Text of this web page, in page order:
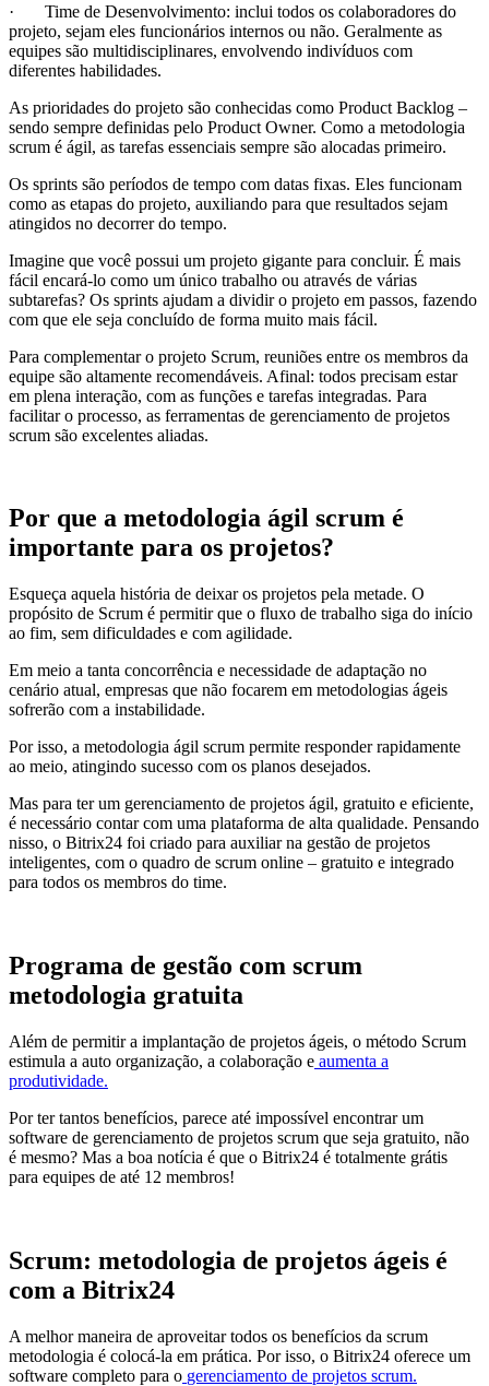
· Time de Desenvolvimento: inclui todos os colaboradores do
projeto, sejam eles funcionários internos ou não. Geralmente as
equipes são multidisciplinares, envolvendo indivíduos com
diferentes habilidades.
As prioridades do projeto são conhecidas como Product Backlog –
sendo sempre definidas pelo Product Owner. Como a metodologia
scrum é ágil, as tarefas essenciais sempre são alocadas primeiro.
Os sprints são períodos de tempo com datas fixas. Eles funcionam
como as etapas do projeto, auxiliando para que resultados sejam
atingidos no decorrer do tempo.
Imagine que você possui um projeto gigante para concluir. É mais
fácil encará-lo como um único trabalho ou através de várias
subtarefas? Os sprints ajudam a dividir o projeto em passos, fazendo
com que ele seja concluído de forma muito mais fácil.
Para complementar o projeto Scrum, reuniões entre os membros da
equipe são altamente recomendáveis. Afinal: todos precisam estar
em plena interação, com as funções e tarefas integradas. Para
facilitar o processo, as ferramentas de gerenciamento de projetos
scrum são excelentes aliadas.
Por que a metodologia ágil scrum é
importante para os projetos?
Esqueça aquela história de deixar os projetos pela metade. O
propósito de Scrum é permitir que o fluxo de trabalho siga do início
ao fim, sem dificuldades e com agilidade.
Em meio a tanta concorrência e necessidade de adaptação no
cenário atual, empresas que não focarem em metodologias ágeis
sofrerão com a instabilidade.
Por isso, a metodologia ágil scrum permite responder rapidamente
ao meio, atingindo sucesso com os planos desejados.
Mas para ter um gerenciamento de projetos ágil, gratuito e eficiente,
é necessário contar com uma plataforma de alta qualidade. Pensando
nisso, o Bitrix24 foi criado para auxiliar na gestão de projetos
inteligentes, com o quadro de scrum online – gratuito e integrado
para todos os membros do time.
Programa de gestão com scrum
metodologia gratuita
Além de permitir a implantação de projetos ágeis, o método Scrum
estimula a auto organização, a colaboração e aumenta a
produtividade.
Por ter tantos benefícios, parece até impossível encontrar um
software de gerenciamento de projetos scrum que seja gratuito, não
é mesmo? Mas a boa notícia é que o Bitrix24 é totalmente grátis
para equipes de até 12 membros!
Scrum: metodologia de projetos ágeis é
com a Bitrix24
A melhor maneira de aproveitar todos os benefícios da scrum
metodologia é colocá-la em prática. Por isso, o Bitrix24 oferece um
software completo para o gerenciamento de projetos scrum.